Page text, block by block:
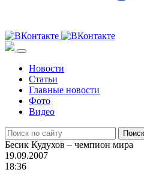
Новости
Статьи
Главные новости
Фото
Видео
Бесик Кудухов – чемпион мира
19.09.2007
18:36